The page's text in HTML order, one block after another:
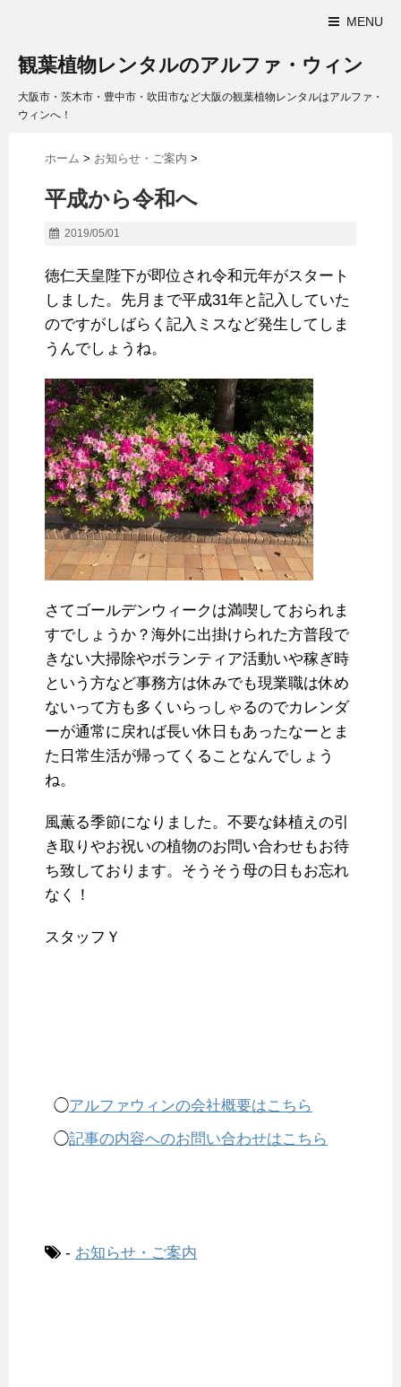
MENU
観葉植物レンタルのアルファ・ウィン
大阪市・茨木市・豊中市・吹田市など大阪の観葉植物レンタルはアルファ・
ウィンへ！
ホーム > お知らせ・ご案内 >
平成から令和へ
2019/05/01
徳仁天皇陛下が即位され令和元年がスタート
しました。先月まで平成31年と記入していた
のですがしばらく記入ミスなど発生してしま
うんでしょうね。
さてゴールデンウィークは満喫しておられま
すでしょうか？海外に出掛けられた方普段で
きない大掃除やボランティア活動いや稼ぎ時
という方など事務方は休みでも現業職は休め
ないって方も多くいらっしゃるのでカレンダ
ーが通常に戻れば長い休日もあったなーとま
た日常生活が帰ってくることなんでしょう
ね。
風薫る季節になりました。不要な鉢植えの引
き取りやお祝いの植物のお問い合わせもお待
ち致しております。そうそう母の日もお忘れ
なく！
スタッフＹ
◯アルファウィンの会社概要はこちら
◯記事の内容へのお問い合わせはこちら
- お知らせ・ご案内